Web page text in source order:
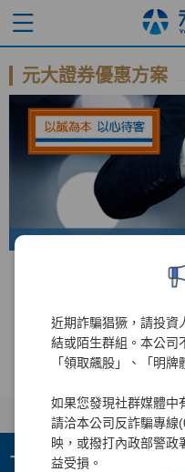
近期詐騙猖獗，請投資
結或陌生群組。本公司
「領取飆股」、「明牌
如果您發現社群媒體中
請洽本公司反詐騙專線
映，或撥打內政部警
益受損。
元大證券優惠方案
錢進美股直達車 手續
+ 集團成員